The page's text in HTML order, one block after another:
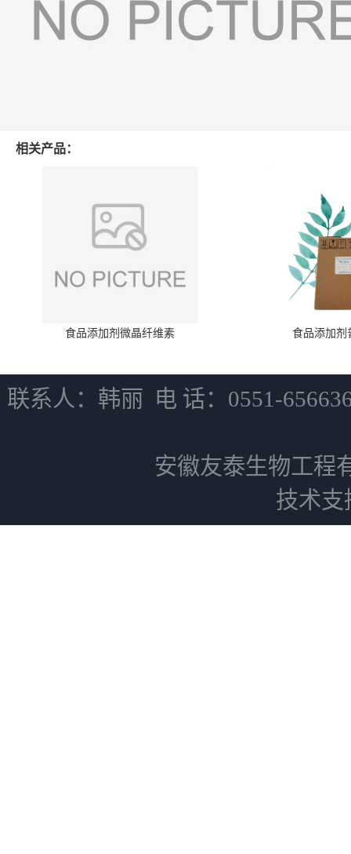
相关产品：
食品添加剂微晶纤维素 食品添加剂
联系人：韩丽 电 话：0551-
安徽友泰生物工程
技术